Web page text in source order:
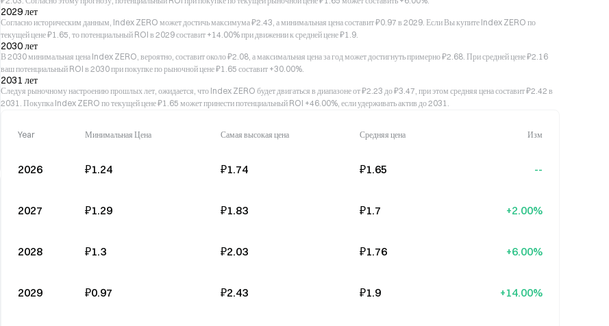
2029 лет
Согласно историческим данным, Index ZERO может достичь максимума ₽2.43, а минимальная цена составит ₽0.97 в 2029. Если Вы купите Index ZERO по
текущей цене ₽1.65, то потенциальный ROI в 2029 составит +14.00% при движении к средней цене ₽1.9.
2030 лет
В 2030 минимальная цена Index ZERO, вероятно, составит около ₽2.08, а максимальная цена за год может достигнуть примерно ₽2.68. При средней цене ₽2.16
ваш потенциальный ROI в 2030 при покупке по рыночной цене ₽1.65 составит +30.00%.
2031 лет
Следуя рыночному настроению прошлых лет, ожидается, что Index ZERO будет двигаться в диапазоне от ₽2.23 до ₽3.47, при этом средняя цена составит ₽2.42 в
2031. Покупка Index ZERO по текущей цене ₽1.65 может принести потенциальный ROI +46.00%, если удерживать актив до 2031.
Year Минимальная Цена Самая высокая цена Средняя цена Изм
2026 ₽1.24 ₽1.74 ₽1.65 --
2027 ₽1.29 ₽1.83 ₽1.7 +2.00%
2028 ₽1.3 ₽2.03 ₽1.76 +6.00%
2029 ₽0.97 ₽2.43 ₽1.9 +14.00%